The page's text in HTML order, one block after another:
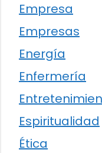
Empresa
Empresas
Energía
Enfermería
Espiritualidad
Ética